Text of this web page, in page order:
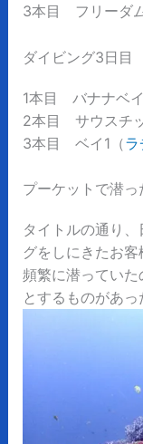
3本目 フリーダ
ダイビング3日目
1本目 バナナベ
2本目 サウスチ
3本目 ベイ1（
プーケットで潜
タイトルの通り
グをしにきたお
頻繁に潜っていた
とするものがあっ